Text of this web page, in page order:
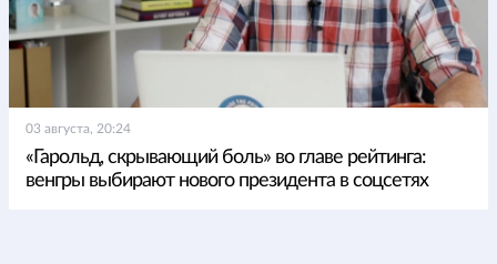
03 августа, 20:24
«Гарольд, скрывающий боль» во главе рейтинга:
венгры выбирают нового президента в соцсетях